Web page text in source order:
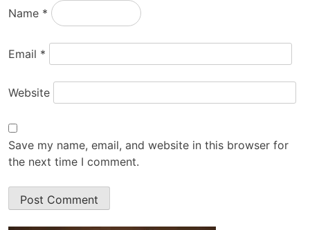
Name *
Email *
Website
Save my name, email, and website in this browser for
the next time I comment.